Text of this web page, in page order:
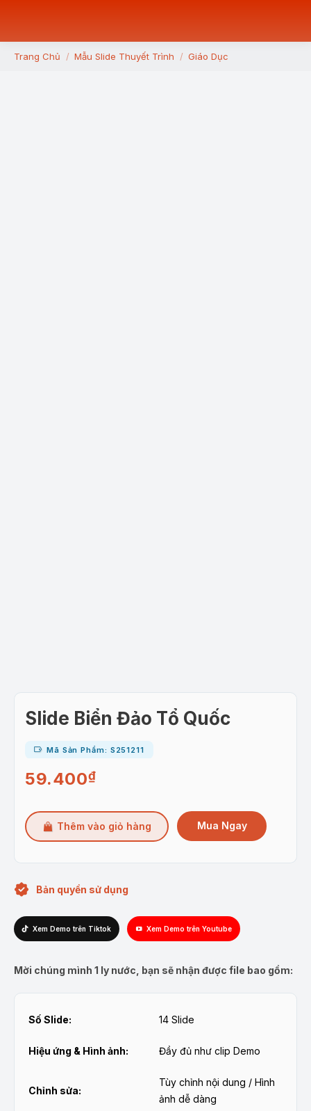
You are here:
Trang Chủ Mẫu Slide Thuyết Trình Giáo Dục
Slide Biển Đảo Tổ Quốc
Mã Sản Phẩm: S251211
59.400₫
Thêm vào giỏ hàng Mua Ngay
Bản quyền sử dụng
Xem Demo trên Tiktok Xem Demo trên Youtube
Mời chúng mình 1 ly nước, bạn sẽ nhận được file bao gồm:
Số Slide: 14 Slide
Hiệu ứng & Hình ảnh: Đầy đủ như clip Demo
Chỉnh sửa:
Tùy chỉnh nội dung / Hình
ảnh dễ dàng